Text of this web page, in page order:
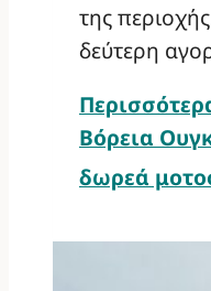
της
δεύτερη
Βόρεια
δωρεά